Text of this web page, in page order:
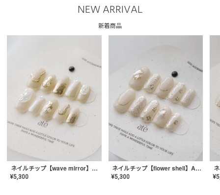
NEW ARRIVAL
新着商品
ネイルチップ【wave mirror】AE-CONA-04
¥5,300
ネイルチップ【flower shell】AE-CONA-03
¥5,300 ¥